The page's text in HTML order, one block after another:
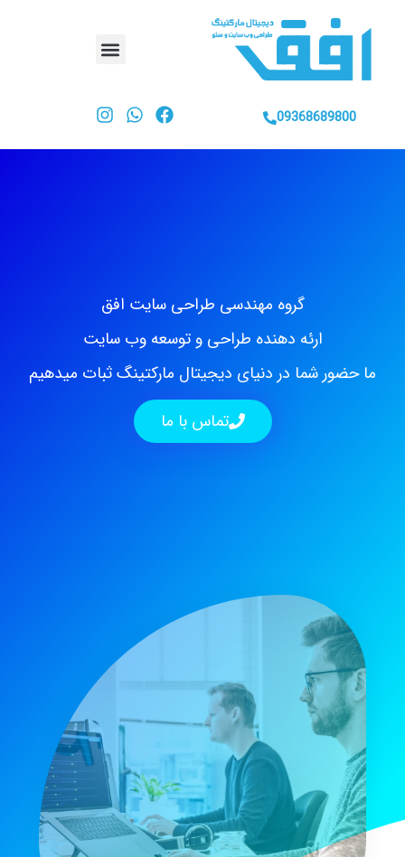
09368689800
گروه مهندسی طراحی سایت افق
ارئه دهنده طراحی و توسعه وب سایت
ما حضور شما در دنیای دیجیتال مارکتینگ ثبات میدهیم
تماس با ما